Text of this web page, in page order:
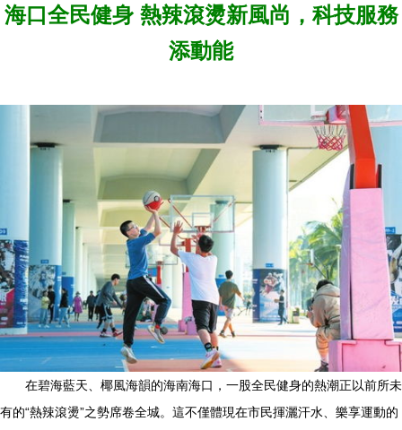
海口全民健身 熱辣滾燙新風尚，科技服務
添動能
在碧海藍天、椰風海韻的海南海口，一股全民健身的熱潮正以前所未
有的“熱辣滾燙”之勢席卷全城。這不僅體現在市民揮灑汗水、樂享運動的